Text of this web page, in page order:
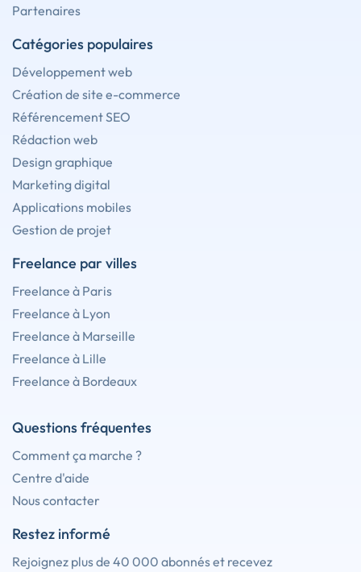
Partenaires
Catégories populaires
Développement web
Création de site e-commerce
Référencement SEO
Rédaction web
Design graphique
Marketing digital
Applications mobiles
Gestion de projet
Freelance par villes
Freelance à Paris
Freelance à Lyon
Freelance à Marseille
Freelance à Lille
Freelance à Bordeaux
Questions fréquentes
Comment ça marche ?
Centre d'aide
Nous contacter
Restez informé
Rejoignez plus de 40 000 abonnés et recevez